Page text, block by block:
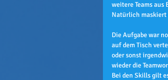
weitere Teams aus
Natürlich maskiert
Die Aufgabe war
auf dem Tisch
oder sonst
wieder die
Bei den Skills gilt